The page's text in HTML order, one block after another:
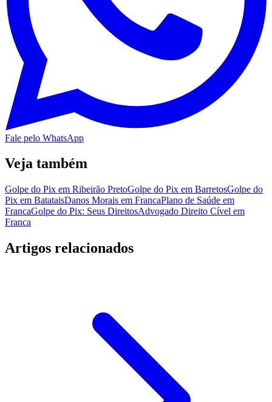
Fale pelo WhatsApp
Veja também
Golpe do Pix em Ribeirão PretoGolpe do Pix em BarretosGolpe do
Pix em BatataisDanos Morais em FrancaPlano de Saúde em
FrancaGolpe do Pix: Seus DireitosAdvogado Direito Cível em
Franca
Artigos relacionados